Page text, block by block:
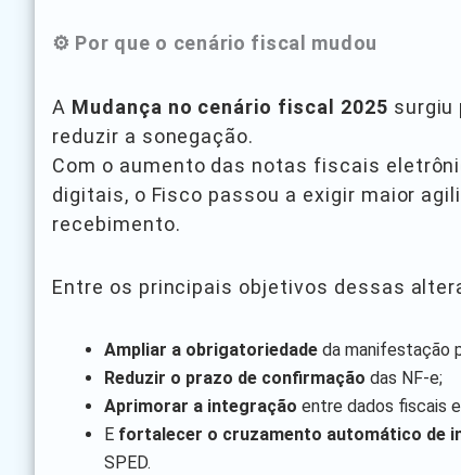
⚙️ Por que o cenário fiscal mudou
A Mudança no cenário fiscal 2025 surgiu
reduzir a sonegação.
Com o aumento das notas fiscais
digitais, o Fisco passou a exigir maior
recebimento.
Entre os principais objetivos dessas
Ampliar a obrigatoriedade da manifestação
Reduzir o prazo de confirmação das NF-e;
Aprimorar a integração entre dados fiscais
E fortalecer o cruzamento automático de
SPED.